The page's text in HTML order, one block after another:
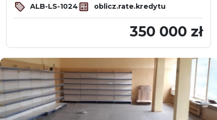
ALB-LS-1024
oblicz.rate.kredytu
350 000 zł